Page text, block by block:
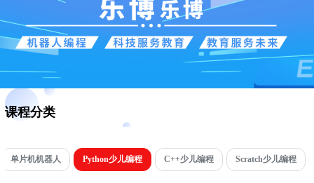
课程分类
单片机机器人 Python少儿编程 C++少儿编程 Scratch少儿编程